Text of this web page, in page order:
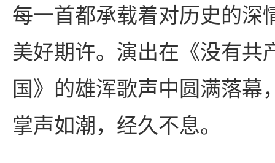
每一首都承载着对历史的深
美好期许。演出在《没有共
国》的雄浑歌声中圆满落幕
掌声如潮，经久不息。